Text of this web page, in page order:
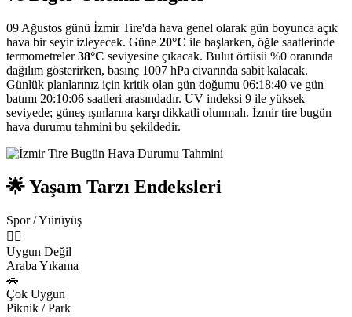
09 Ağustos günü İzmir Tire'da hava genel olarak gün boyunca açık
hava bir seyir izleyecek. Güne 20°C ile başlarken, öğle saatlerinde
termometreler38°C seviyesine çıkacak. Bulut örtüsü %0 oranında
dağılım gösterirken, basınç 1007 hPa civarında sabit kalacak.
Günlük planlarınız için kritik olan gün doğumu 06:18:40 ve gün
batımı 20:10:06 saatleri arasındadır. UV indeksi 9 ile yüksek
seviyede; güneş ışınlarına karşı dikkatli olunmalı. İzmir tire bugün
hava durumu tahmini bu şekildedir.
🌟 Yaşam Tarzı Endeksleri
Spor / Yürüyüş
🏃‍♂️
Uygun Değil
Araba Yıkama
🚗
Çok Uygun
Piknik / Park